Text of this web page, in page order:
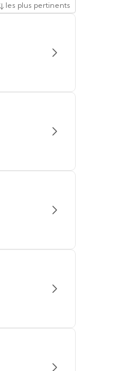
les plus pertinents